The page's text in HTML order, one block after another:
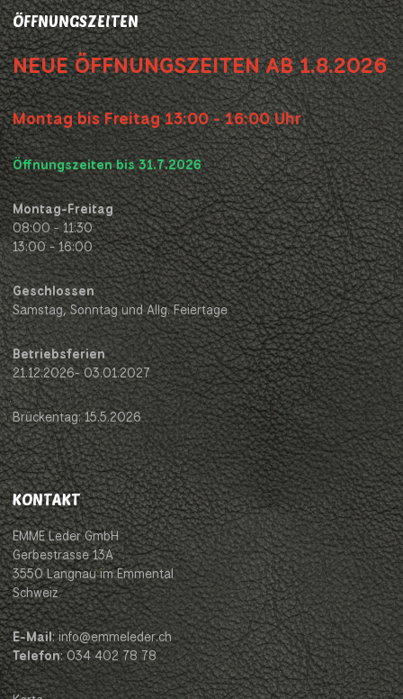
ÖFFNUNGSZEITEN
NEUE ÖFFNUNGSZEITEN AB 1.8.2026
Montag bis Freitag 13:00 - 16:00 Uhr
Öffnungszeiten bis 31.7.2026
Montag-Freitag
08:00 - 11:30
13:00 - 16:00
Geschlossen
Samstag, Sonntag und Allg. Feiertage
Betriebsferien
21.12.2026- 03.01.2027
Brückentag: 15.5.2026
KONTAKT
EMME Leder GmbH
Gerbestrasse 13A
3550 Langnau im Emmental
Schweiz
E-Mail: info@emmeleder.ch
Telefon: 034 402 78 78